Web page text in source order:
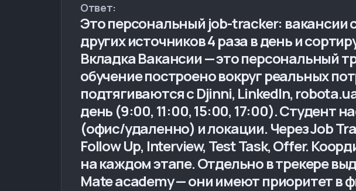
Ответ:
Это персональный job-tracker: вакансии
других источников 4 раза в день и
Вкладка Вакансии — это персональный
обучение построено вокруг реальных
подтягиваются с Djinni, LinkedIn,
день (9:00, 11:00, 15:00, 17:00). Студент
(офис/удаленно) и локации. Через Job
Follow Up, Interview, Test Task, Offer.
на каждом этапе. Отдельно в трекере
Mate academy — они имеют приоритет в